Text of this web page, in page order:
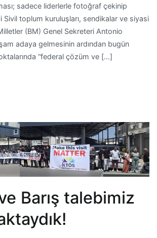
sadece liderlerle fotoğraf çekinip
Sivil toplum kuruluşları, sendikalar ve siyasi
(BM) Genel Sekreteri Antonio
adaya gelmesinin ardından bugün
“federal çözüm ve […]
Barış talebimiz